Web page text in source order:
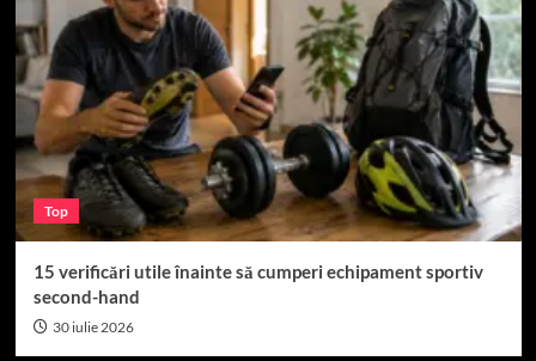
Top
15 verificări utile înainte să cumperi echipament sportiv
second-hand
30 iulie 2026